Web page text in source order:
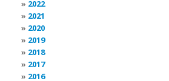
2022
2021
2020
2019
2018
2017
2016